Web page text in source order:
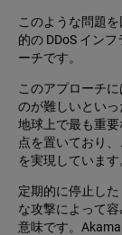
このような問題
的の DDoS イン
ーチです。
このアプローチ
のが難しいといっ
地球上で最も重
点を置いており
を実現しています
定期的に停止し
な攻撃によって
意味です。